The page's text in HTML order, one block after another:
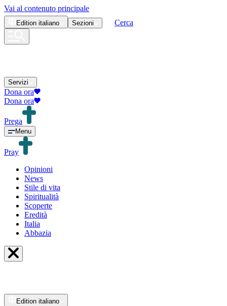
Vai al contenuto principale
Edition italiano Sezioni Cerca
Servizi
Dona ora
Dona ora
Prega
Menu
Pray
Opinioni
News
Stile di vita
Spiritualità
Scoperte
Eredità
Italia
Abbazia
Edition italiano